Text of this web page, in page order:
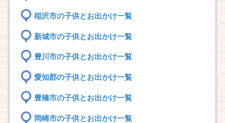
稲沢市の子供とお出かけ一覧
新城市の子供とお出かけ一覧
豊川市の子供とお出かけ一覧
愛知郡の子供とお出かけ一覧
豊橋市の子供とお出かけ一覧
岡崎市の子供とお出かけ一覧